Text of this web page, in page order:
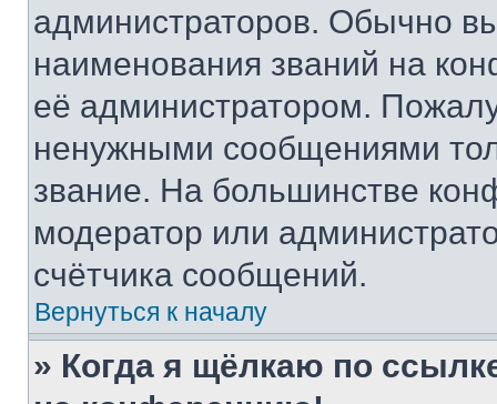
администраторов. Обычно
наименования званий на
её администратором.
ненужными сообщениями
звание. На большинстве
модератор или
счётчика сообщений.
Вернуться к началу
» Когда я щёлкаю по